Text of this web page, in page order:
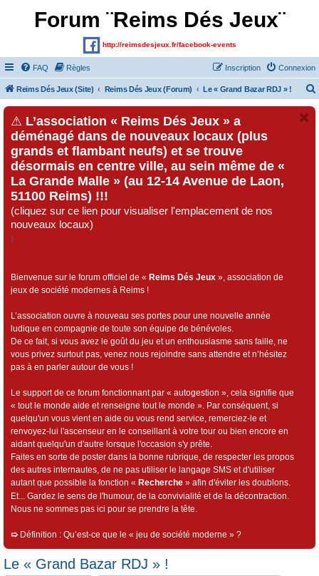
Forum ¨Reims Dés Jeux¨
http://reimsdesjeux.fr/facebook-events
FAQ Règles Connexion
Inscription
Reims Dés Jeux (Site) Reims Dés Jeux (Forum) Le « Grand Bazar RDJ » !
⚠ L’association « Reims Dés Jeux » a
déménagé dans de nouveaux locaux (plus
grands et flambant neufs) et se trouve
désormais en centre ville, au sein même de «
La Grande Malle » (au 12-14 Avenue de Laon,
51100 Reims) !!!
(cliquez sur ce lien pour visualiser l'emplacement de nos
nouveaux locaux)
)
Bienvenue sur le forum officiel de « Reims Dés Jeux », association de
jeux de société modernes à Reims !
L’association ouvre à nouveau ses portes pour une nouvelle année
ludique en compagnie de toute son équipe de bénévoles.
De ce fait, si vous avez le goût du jeu et un enthousiasme sans faille, ne
vous privez surtout pas, venez nous rejoindre sans attendre et n’hésitez
pas à en parler autour de vous !
Le support de ce forum fonctionnant par « autogestion », cela signifie que
« tout le monde aide et renseigne tout le monde ». Par conséquent, si
quelqu'un vous vient en aide ou vous rend service, remerciez-le et
renvoyez-lui l'ascenseur en le conseillant à votre tour ou bien encore en
aidant quelqu'un d'autre lorsque l'occasion s'y prête.
Faites en sorte de poster dans la bonne rubrique, de respecter les propos
des autres internautes, de ne pas utiliser le langage SMS et d'utiliser
autant que possible la fonction « Recherche » afin d'éviter les doublons.
Et... Gardez le sens de l'humour, de la convivialité et de la décontraction.
Nous ne sommes pas ici pour se prendre la tête.
➯ Définition : Qu’est-ce que le « jeu de société moderne » ?
Le « Grand Bazar RDJ » !